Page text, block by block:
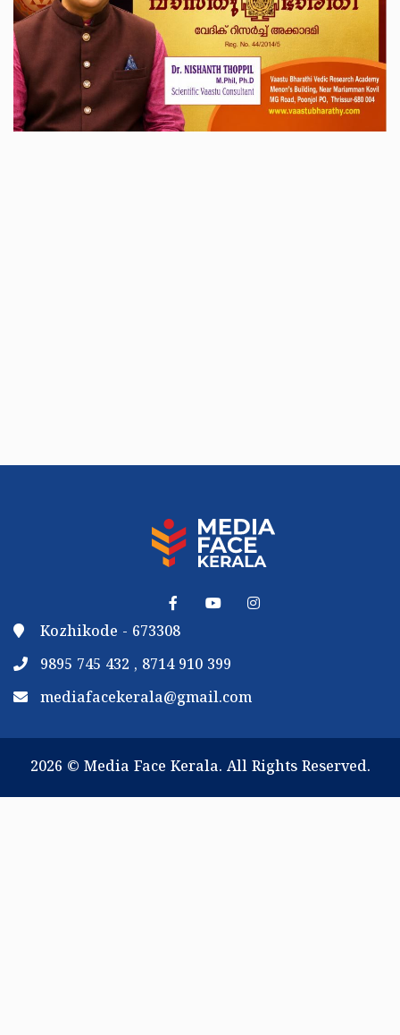
Kozhikode - 673308
9895 745 432 , 8714 910 399
mediafacekerala@gmail.com
2026 © Media Face Kerala. All Rights Reserved.